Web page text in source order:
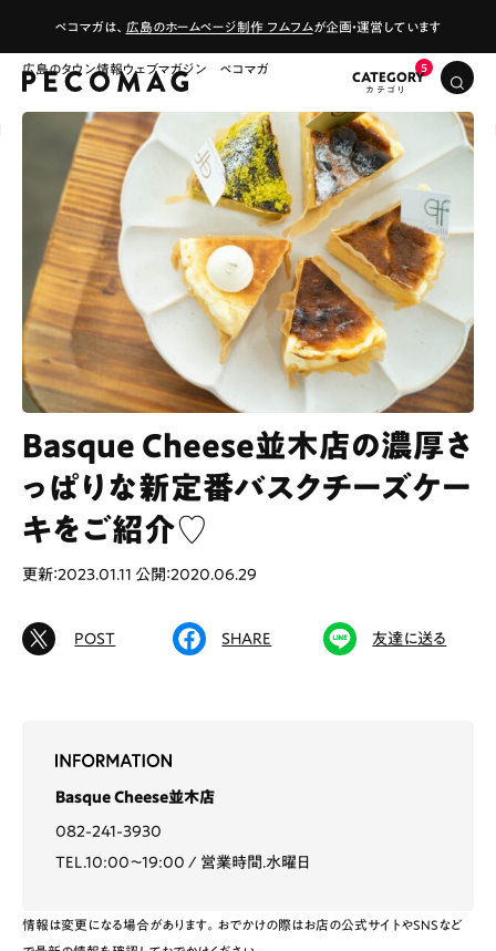
ペコマガは、 広島のホームページ制作 フムフムが企画・運営しています
広島のタウン情報ウェブマガジン ペコマガ
CATEGORY
# ファミリーにおすすめ # 女子旅におすすめ
Gourmet
Basque Cheese並木店の濃厚さ
っぱりな新定番バスクチーズケー
キをご紹介♡
更新：2023.01.11 公開：2020.06.29
POST SHARE 友達に送る
Basque Cheese並木店
082-241-3930
TEL.10:00〜19:00
営業時間.水曜日
情報は変更になる場合があります。おでかけの際はお店の公式サイトやSNSなど